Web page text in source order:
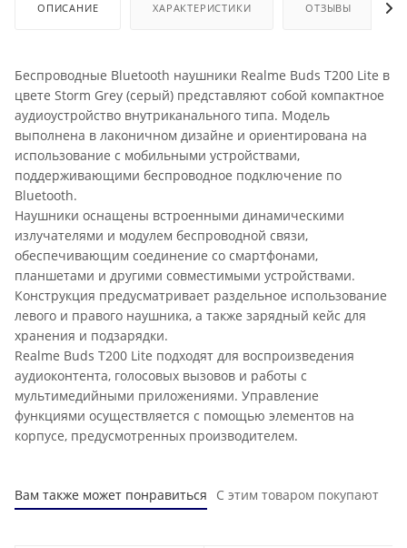
ОПИСАНИЕ ХАРАКТЕРИСТИКИ ОТЗЫВЫ
Беспроводные Bluetooth наушники Realme Buds T200 Lite в
цвете Storm Grey (серый) представляют собой компактное
аудиоустройство внутриканального типа. Модель
выполнена в лаконичном дизайне и ориентирована на
использование с мобильными устройствами,
поддерживающими беспроводное подключение по
Bluetooth.
Наушники оснащены встроенными динамическими
излучателями и модулем беспроводной связи,
обеспечивающим соединение со смартфонами,
планшетами и другими совместимыми устройствами.
Конструкция предусматривает раздельное использование
левого и правого наушника, а также зарядный кейс для
хранения и подзарядки.
Realme Buds T200 Lite подходят для воспроизведения
аудиоконтента, голосовых вызовов и работы с
мультимедийными приложениями. Управление
функциями осуществляется с помощью элементов на
корпусе, предусмотренных производителем.
Вам также может понравиться С этим товаром покупают